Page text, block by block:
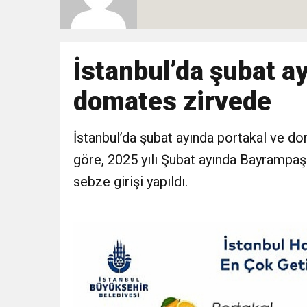
10:02 Gelecek Partisi İzmir
9:33 CHP’li 3 Genç
8:35 Anneler Günü’nde
14:11
İstanbul’da şubat
domates zirvede
İstanbul’da şubat ayında portakal ve
göre, 2025 yılı Şubat ayında
sebze girişi yapıldı.